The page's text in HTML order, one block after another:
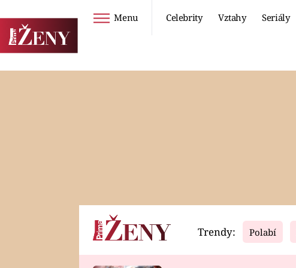
Menu Celebrity Vztahy Seriály
Horoskopy Video
Trendy: Polabí